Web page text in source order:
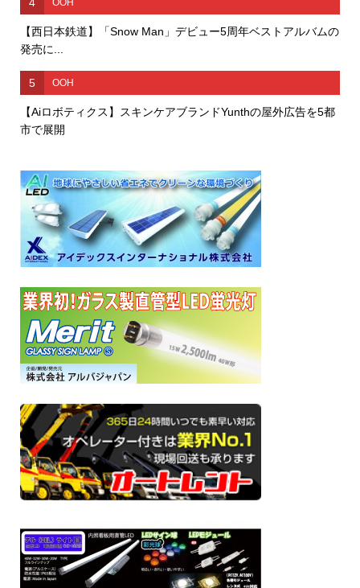
【西日本鉄道】「Snow Man」デビュー5周年ベストアルバムの
発売に...
5 OOH
【Aiロボティクス】スキンケアブランドYunthの屋外広告を5都
市で展開